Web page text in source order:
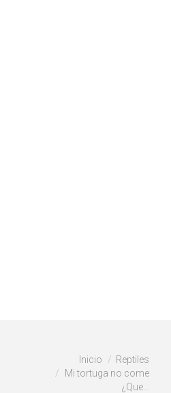
Estás aquí:Inicio
Reptiles
Mi tortuga no come
¿Que…